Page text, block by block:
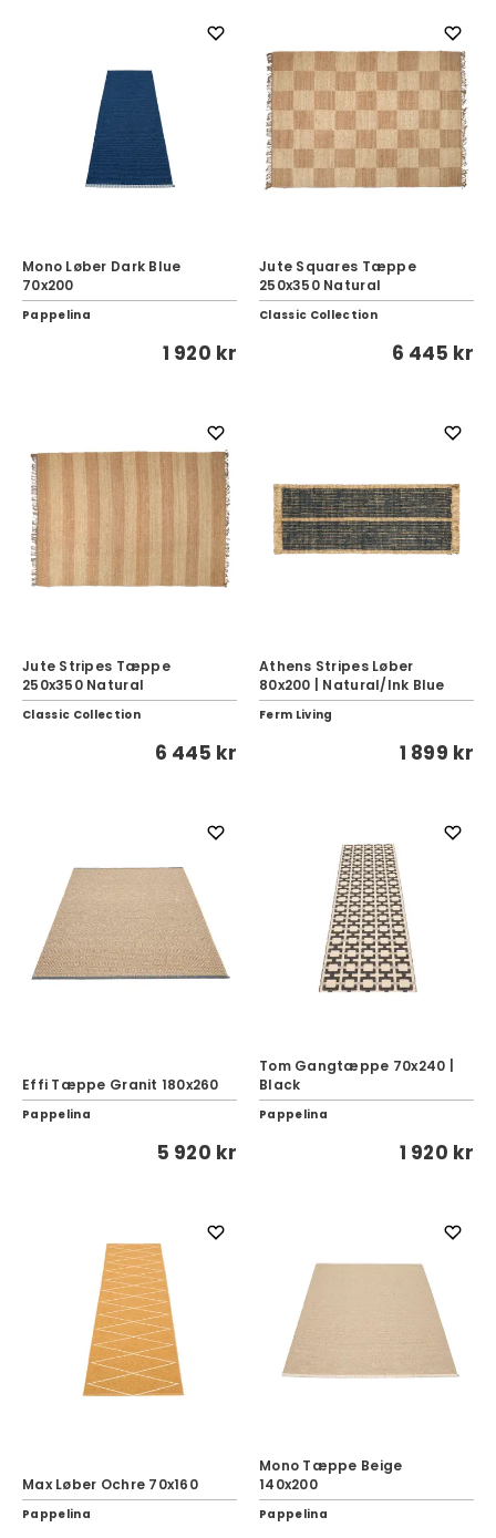
Mono Løber Dark Blue
70x200
Pappelina
1 920 kr
Jute Squares Tæppe
250x350 Natural
Classic Collection
6 445 kr
Jute Stripes Tæppe
250x350 Natural
Classic Collection
6 445 kr
Athens Stripes Løber
80x200 | Natural/Ink Blue
Ferm Living
1 899 kr
Effi Tæppe Granit 180x260
Pappelina
5 920 kr
Tom Gangtæppe 70x240 |
Black
Pappelina
1 920 kr
Max Løber Ochre 70x160
Pappelina
Mono Tæppe Beige
140x200
Pappelina